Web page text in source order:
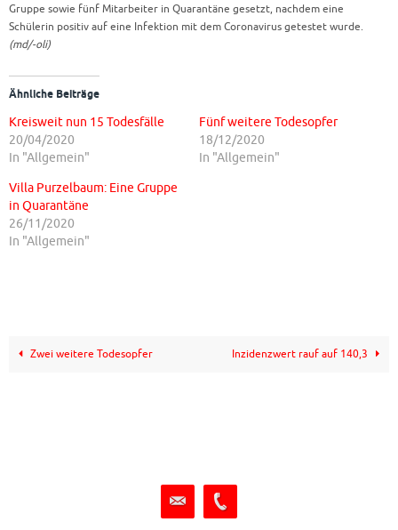
Gruppe sowie fünf Mitarbeiter in Quarantäne gesetzt, nachdem eine
Schülerin positiv auf eine Infektion mit dem Coronavirus getestet wurde.
(md/-oli)
Ähnliche Beiträge
Kreisweit nun 15 Todesfälle
20/04/2020
In "Allgemein"
Fünf weitere Todesopfer
18/12/2020
In "Allgemein"
Villa Purzelbaum: Eine Gruppe
in Quarantäne
26/11/2020
In "Allgemein"
Zwei weitere Todesopfer Inzidenzwert rauf auf 140,3